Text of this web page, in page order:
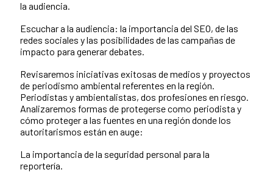
la audiencia.
Escuchar a la audiencia: la importancia del SEO, de las
redes sociales y las posibilidades de las campañas de
impacto para generar debates.
Revisaremos iniciativas exitosas de medios y proyectos
de periodismo ambiental referentes en la región.
Periodistas y ambientalistas, dos profesiones en riesgo.
Analizaremos formas de protegerse como periodista y
cómo proteger a las fuentes en una región donde los
autoritarismos están en auge:
La importancia de la seguridad personal para la
reportería.